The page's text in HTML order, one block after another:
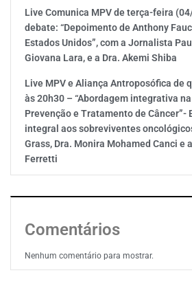
Live Comunica MPV de terça-feira
debate: “Depoimento de Anthony
Estados Unidos”, com a Jornalista
Giovana Lara, e a Dra. Akemi Shiba
Live MPV e Aliança Antroposófica de
às 20h30 – “Abordagem integrativa
Prevenção e Tratamento de Câncer”-
integral aos sobreviventes
Grass, Dra. Monira Mohamed Canci e
Ferretti
Comentários
Nenhum comentário para mostrar.